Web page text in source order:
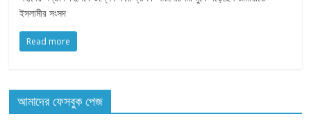
ইসলামীর সংসদ
Read more
আমাদের ফেসবুক পেজ